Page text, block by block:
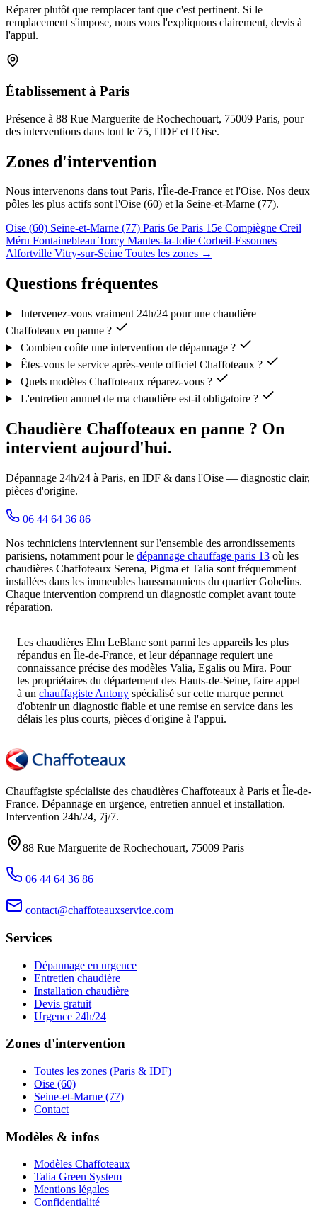
Réparer plutôt que remplacer tant que c'est pertinent. Si le
remplacement s'impose, nous vous l'expliquons clairement, devis à
l'appui.
Établissement à Paris
Présence à 88 Rue Marguerite de Rochechouart, 75009 Paris, pour
des interventions dans tout le 75, l'IDF et l'Oise.
Zones d'intervention
Nous intervenons dans tout Paris, l'Île-de-France et l'Oise. Nos deux
pôles les plus actifs sont l'Oise (60) et la Seine-et-Marne (77).
Oise (60) Seine-et-Marne (77) Paris 6e Paris 15e Compiègne Creil
Méru Fontainebleau Torcy Mantes-la-Jolie Corbeil-Essonnes
Alfortville Vitry-sur-Seine Toutes les zones →
Questions fréquentes
Intervenez-vous vraiment 24h/24 pour une chaudière
Chaffoteaux en panne ?
Combien coûte une intervention de dépannage ?
Êtes-vous le service après-vente officiel Chaffoteaux ?
Quels modèles Chaffoteaux réparez-vous ?
L'entretien annuel de ma chaudière est-il obligatoire ?
Chaudière Chaffoteaux en panne ? On
intervient aujourd'hui.
Dépannage 24h/24 à Paris, en IDF & dans l'Oise — diagnostic clair,
pièces d'origine.
06 44 64 36 86
Nos techniciens interviennent sur l'ensemble des arrondissements
parisiens, notamment pour le dépannage chauffage paris 13 où les
chaudières Chaffoteaux Serena, Pigma et Talia sont fréquemment
installées dans les immeubles haussmanniens du quartier Gobelins.
Chaque intervention comprend un diagnostic complet avant toute
réparation.
Les chaudières Elm LeBlanc sont parmi les appareils les plus
répandus en Île-de-France, et leur dépannage requiert une
connaissance précise des modèles Valia, Egalis ou Mira. Pour
les propriétaires du département des Hauts-de-Seine, faire appel
à un chauffagiste Antony spécialisé sur cette marque permet
d'obtenir un diagnostic fiable et une remise en service dans les
délais les plus courts, pièces d'origine à l'appui.
Chauffagiste spécialiste des chaudières Chaffoteaux à Paris et Île-de-
France. Dépannage en urgence, entretien annuel et installation.
Intervention 24h/24, 7j/7.
88 Rue Marguerite de Rochechouart, 75009 Paris
06 44 64 36 86
contact@chaffoteauxservice.com
Services
Dépannage en urgence
Entretien chaudière
Installation chaudière
Devis gratuit
Urgence 24h/24
Zones d'intervention
Toutes les zones (Paris & IDF)
Oise (60)
Seine-et-Marne (77)
Contact
Modèles & infos
Modèles Chaffoteaux
Talia Green System
Mentions légales
Confidentialité